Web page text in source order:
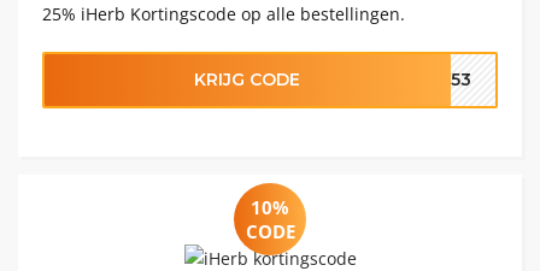
25% iHerb Kortingscode op alle bestellingen.
KRIJG CODE 1553
10%
CODE